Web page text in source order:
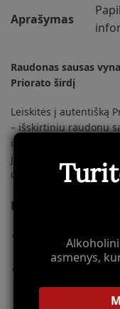
Aprašymas
Raudonas sausas
Priorato širdį
Leiskitės į autentišką
– išskirtiniu raudonu
ir gamybos tradicijas.
jaunatviškumą su
dirvožemis ir
Degustacinės
Gili rubino
atspalviais.
gervuogių ir
miško žolelių,
asmenys,